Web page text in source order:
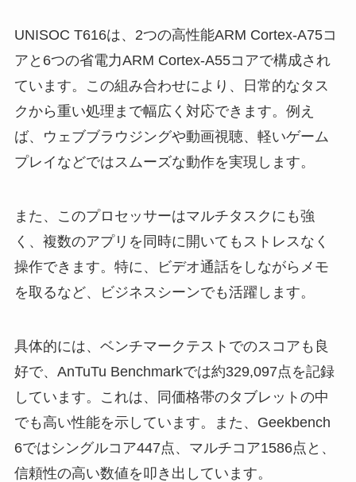
UNISOC T616は、2つの高性能ARM Cortex-A75コ
アと6つの省電力ARM Cortex-A55コアで構成され
ています。この組み合わせにより、日常的なタス
クから重い処理まで幅広く対応できます。例え
ば、ウェブブラウジングや動画視聴、軽いゲーム
プレイなどではスムーズな動作を実現します。
また、このプロセッサーはマルチタスクにも強
く、複数のアプリを同時に開いてもストレスなく
操作できます。特に、ビデオ通話をしながらメモ
を取るなど、ビジネスシーンでも活躍します。
具体的には、ベンチマークテストでのスコアも良
好で、 AnTuTu Benchmarkでは約329,097点 を記録
しています。これは、同価格帯のタブレットの中
でも高い性能を示しています。また、Geekbench
6ではシングルコア447点、マルチコア1586点と、
信頼性の高い数値を叩き出しています。